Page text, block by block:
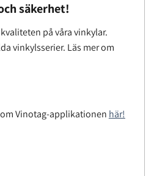
säkerhet!
på våra vinkylar.
vinkylsserier. Läs mer om
om Vinotag-applikationen här!